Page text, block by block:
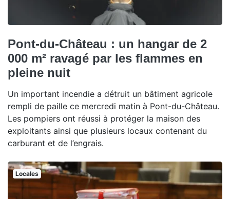
Pont-du-Château : un hangar de 2
000 m² ravagé par les flammes en
pleine nuit
Un important incendie a détruit un bâtiment agricole
rempli de paille ce mercredi matin à Pont-du-Château.
Les pompiers ont réussi à protéger la maison des
exploitants ainsi que plusieurs locaux contenant du
carburant et de l’engrais.
Locales